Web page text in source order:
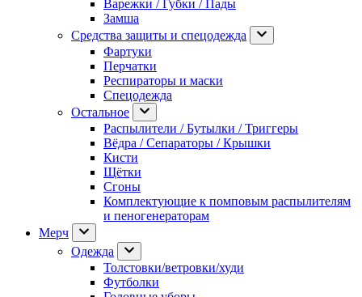
Варежки / Губки / Пады
Замша
Средства защиты и спецодежда
Фартуки
Перчатки
Респираторы и маски
Спецодежда
Остальное
Распылители / Бутылки / Триггеры
Вёдра / Сепараторы / Крышки
Кисти
Щётки
Сгоны
Комплектующие к помповым распылителям
и пеногенераторам
Мерч
Одежда
Толстовки/ветровки/худи
Футболки